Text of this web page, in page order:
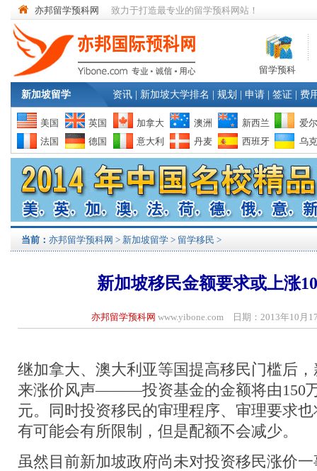
亦邦留学预科网 致力于打造最专业的留学预科网站！
留学预科
新加坡留学 资讯 新加坡大学排名 规划 申请 签证 费
美国 英国 加拿大 澳洲 新西兰
爱
法国
德国 意大利 丹麦 西班牙 乌
当前： 亦邦留学预科网 > 新加坡留学 > 留学移民 >
新加坡移民金额要求或上涨
亦邦留学预科网 www.yibone.com 日期：2013年10月
继加拿大、澳大利亚等国提高移民门槛后
来涨价风声———投资基金的金额将由150
元。同时投资移民的审理程序、审理要求
有可能会有所限制，但是配额不会减少。
虽然目前新加坡政府尚未对投资移民涨价